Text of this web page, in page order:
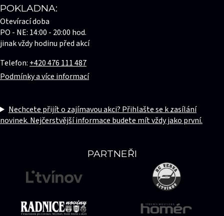
PARTNEŘI
POKLADNA:
Otevírací doba
PO - NE: 14:00 - 20:00 hod.
jinak vždy hodinu před akcí
Telefon: +420 476 111 487
Podmínky a více informací
Nechcete přijít o zajímavou akci? Přihlašte se k zasílání
novinek. Nejčerstvější informace budete mít vždy jako první.